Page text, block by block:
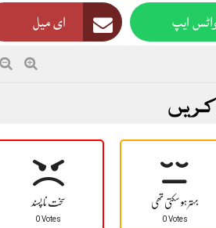
ایپ ای میل
کریں
سخت نا پسند
0 Votes
بہتر ہو سکتی تھی
0 Votes